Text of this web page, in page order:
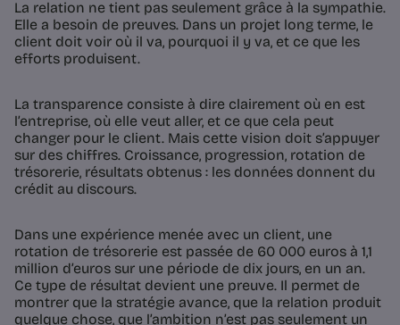
La relation ne tient pas seulement grâce à la sympathie.
Elle a besoin de preuves. Dans un projet long terme, le
client doit voir où il va, pourquoi il y va, et ce que les
efforts produisent.
La transparence consiste à dire clairement où en est
l’entreprise, où elle veut aller, et ce que cela peut
changer pour le client. Mais cette vision doit s’appuyer
sur des chiffres. Croissance, progression, rotation de
trésorerie, résultats obtenus : les données donnent du
crédit au discours.
Dans une expérience menée avec un client, une
rotation de trésorerie est passée de 60 000 euros à 1,1
million d’euros sur une période de dix jours, en un an.
Ce type de résultat devient une preuve. Il permet de
montrer que la stratégie avance, que la relation produit
quelque chose, que l’ambition n’est pas seulement un